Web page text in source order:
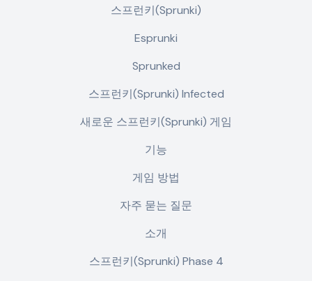
스프런키(Sprunki)
Esprunki
Sprunked
스프런키(Sprunki) Infected
새로운 스프런키(Sprunki) 게임
기능
게임 방법
자주 묻는 질문
소개
스프런키(Sprunki) Phase 4